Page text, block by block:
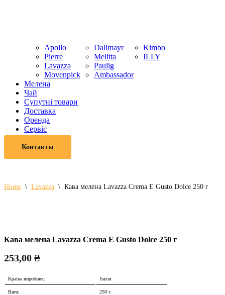
Apollo
Pierre
Lavazza
Movenpick
Dallmayr
Melitta
Paulig
Ambassador
Kimbo
ILLY
Мелена
Чай
Супутні товари
Доставка
Оренда
Cервіс
Контакты
Home \ Lavazza \ Кава мелена Lavazza Crema E Gusto Dolce 250 г
Кава мелена Lavazza Crema E Gusto Dolce 250 г
253,00 ₴
Країна виробник: Італія
Вага: 250 г